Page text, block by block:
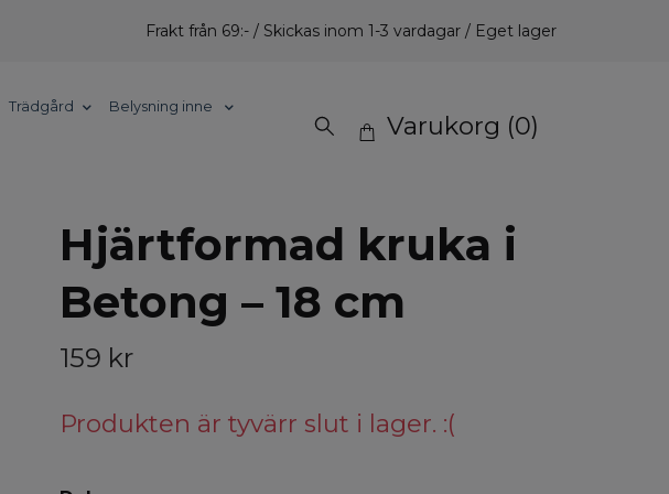
Frakt från 69:- / Skickas inom 1-3 vardagar / Eget lager
Trädgård Belysning inne
Varukorg (0)
Hjärtformad kruka i
Betong – 18 cm
159 kr
Produkten är tyvärr slut i lager. :(